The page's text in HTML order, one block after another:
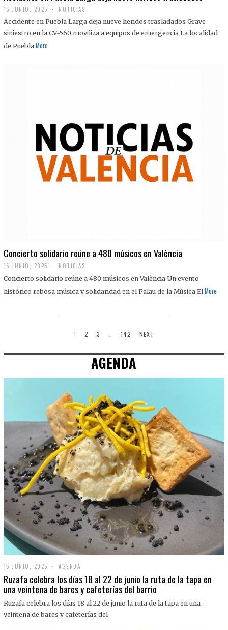
15 JUNIO, 2025 NOTICIAS
Accidente en Puebla Larga deja nueve heridos trasladados Grave
siniestro en la CV-560 moviliza a equipos de emergencia La localidad
de Puebla More
Concierto solidario reúne a 480 músicos en València
15 JUNIO, 2025 NOTICIAS
Concierto solidario reúne a 480 músicos en València Un evento
histórico rebosa música y solidaridad en el Palau de la Música El More
1 2 3 142 NEXT
AGENDA
15 JUNIO, 2025
J
U
I
O
AGENDA
Ruzafa celebra los días 18 al 22 de junio la ruta de la tapa en
una veintena de bares y cafeterías del barrio
Ruzafa celebra los días 18 al 22 de junio la ruta de la tapa en una
veintena de bares y cafeterías del